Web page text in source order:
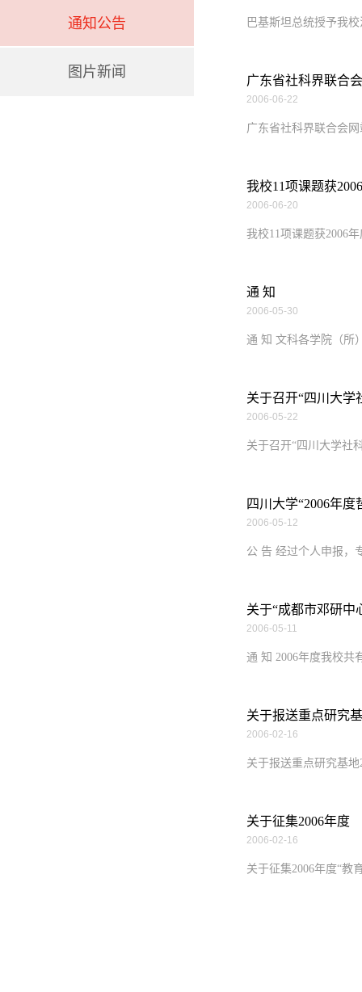
通知公告
图片新闻
巴基斯坦总统授予我
广东省社科界联合
2006-06-22
广东省社科界联合会网
我校11项课题获
2006-06-20
我校11项课题获2006
通 知
2006-05-30
通 知 文科各学院（所
关于召开“四川大学
2006-05-22
关于召开“四川大学社
四川大学“2006年
2006-05-12
公 告 经过个人申报，
关于“成都市邓研中
2006-05-11
通 知 2006年度我校共
关于报送重点研究
2006-02-16
关于报送重点研究基
关于征集2006年度
2006-02-16
关于征集2006年度“